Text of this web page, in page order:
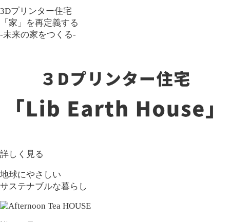
3Dプリンター住宅
「家」を再定義する
-未来の家をつくる-
詳しく見る
地球にやさしい
サステナブルな暮らし